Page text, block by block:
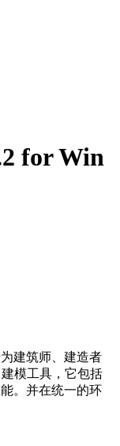
for Win
为建筑师、建造者
模工具，它包括
。并在统一的环